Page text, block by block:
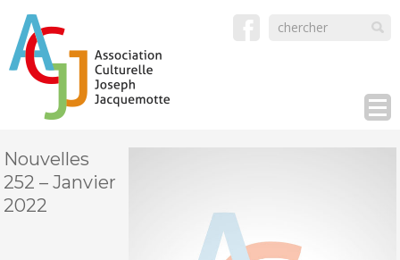
Nouvelles
252 – Janvier
2022